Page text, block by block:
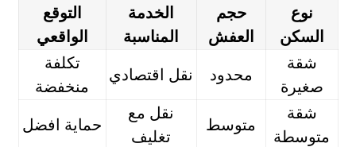
نوع
السكن
حجم
العفش
الخدمة
المناسبة
التوقع
الواقعي
شقة
صغيرة
محدود نقل اقتصادي
تكلفة
منخفضة
شقة
متوسطة
متوسط
نقل مع
تغليف
حماية افضل